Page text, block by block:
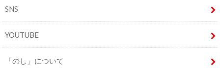
SNS
YOUTUBE
「のし」について